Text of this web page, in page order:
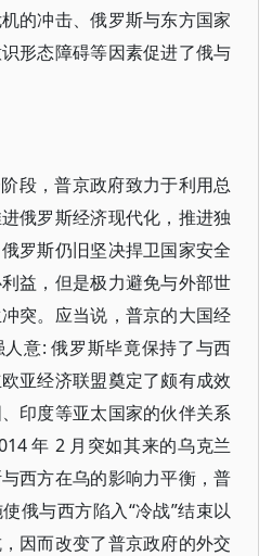
的冲击、俄罗斯与东方国家
形态障碍等因素促进了俄与
段，普京政府致力于利用总
俄罗斯经济现代化，推进独
罗斯仍旧坚决捍卫国家安全
益，但是极力避免与外部世
突。应当说，普京的大国经
意: 俄罗斯毕竟保持了与西
亚经济联盟奠定了颇有成效
印度等亚太国家的伙伴关系
年 2 月突如其来的乌克兰
西方在乌的影响力平衡，普
俄与西方陷入“冷战”结束以
因而改变了普京政府的外交